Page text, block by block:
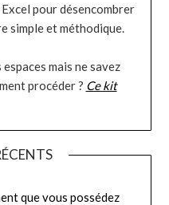
pour désencombrer
simple et méthodique.
mais ne savez
procéder ? Ce kit
que vous possédez